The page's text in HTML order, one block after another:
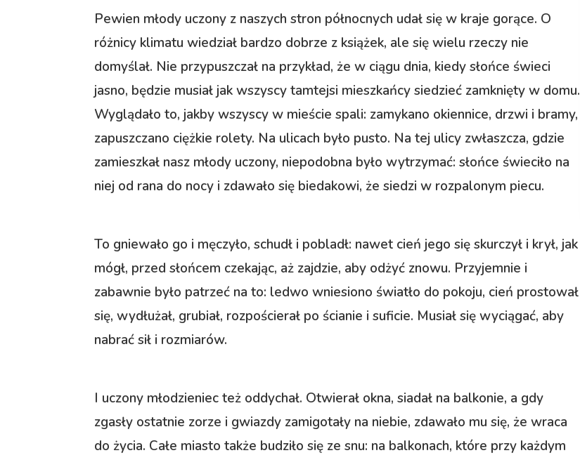
Pewien młody uczony z naszych stron północnych udał się w kraje gorące. O
różnicy klimatu wiedział bardzo dobrze z książek, ale się wielu rzeczy nie
domyślał. Nie przypuszczał na przykład, że w ciągu dnia, kiedy słońce świeci
jasno, będzie musiał jak wszyscy tamtejsi mieszkańcy siedzieć zamknięty w domu.
Wyglądało to, jakby wszyscy w mieście spali: zamykano okiennice, drzwi i bramy,
zapuszczano ciężkie rolety. Na ulicach było pusto. Na tej ulicy zwłaszcza, gdzie
zamieszkał nasz młody uczony, niepodobna było wytrzymać: słońce świeciło na
niej od rana do nocy i zdawało się biedakowi, że siedzi w rozpalonym piecu.
To gniewało go i męczyło, schudł i pobladł: nawet cień jego się skurczył i krył, jak
mógł, przed słońcem czekając, aż zajdzie, aby odżyć znowu. Przyjemnie i
zabawnie było patrzeć na to: ledwo wniesiono światło do pokoju, cień prostował
się, wydłużał, grubiał, rozpościerał po ścianie i suficie. Musiał się wyciągać, aby
nabrać sił i rozmiarów.
I uczony młodzieniec też oddychał. Otwierał okna, siadał na balkonie, a gdy
zgasły ostatnie zorze i gwiazdy zamigotały na niebie, zdawało mu się, że wraca
do życia. Całe miasto także budziło się ze snu: na balkonach, które przy każdym